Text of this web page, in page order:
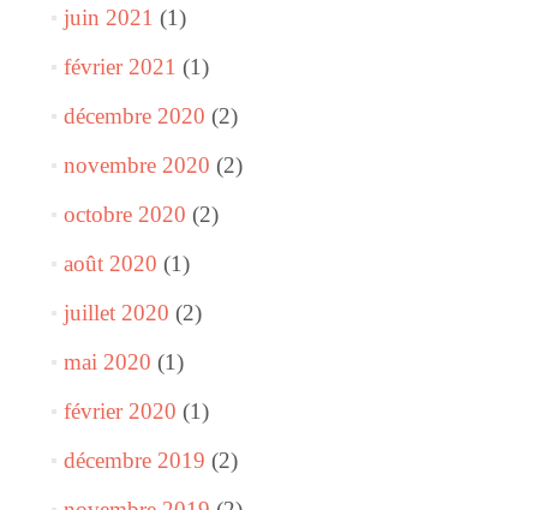
juin 2021 (1)
février 2021 (1)
décembre 2020 (2)
novembre 2020 (2)
octobre 2020 (2)
août 2020 (1)
juillet 2020 (2)
mai 2020 (1)
février 2020 (1)
décembre 2019 (2)